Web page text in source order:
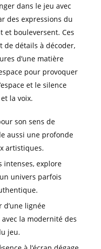
dans le jeu avec
des expressions du
et bouleversent. Ces
de détails à décoder,
d’une matière
pour provoquer
et le silence
la voix.
son sens de
aussi une profonde
artistiques.
intenses, explore
univers parfois
d’une lignée
la modernité des
jeu.